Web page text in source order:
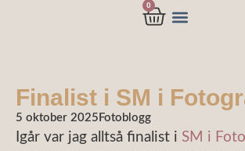
0
Finalist i SM i
5 oktober 2025 Fotoblogg
Igår var jag alltså finalist i SM i